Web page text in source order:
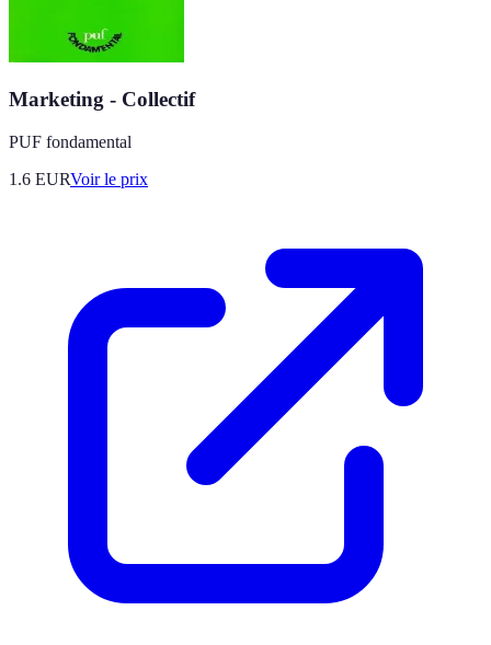
Marketing - Collectif
PUF fondamental
1.6 EURVoir le prix